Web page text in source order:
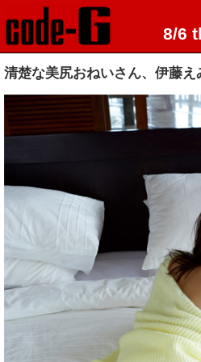
8/6
清楚な美尻おねいさん、伊藤え